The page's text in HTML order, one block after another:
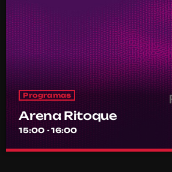
Programas
Arena Ritoque
15:00 - 16:00